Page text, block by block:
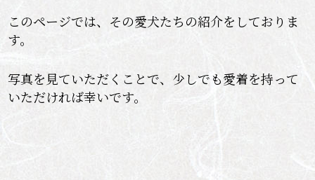
このページでは、その愛犬たちの紹介をしておりま
す。
写真を見ていただくことで、少しでも愛着を持って
いただければ幸いです。